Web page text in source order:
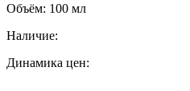
Объём: 100 мл
Наличие:
Динамика цен: